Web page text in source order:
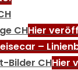
CHHier
–
Bilder CHHier